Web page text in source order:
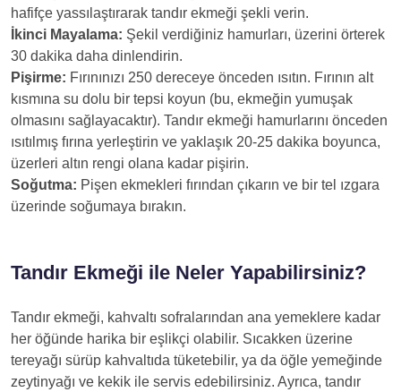
hafifçe yassılaştırarak tandır ekmeği şekli verin.
İkinci Mayalama: Şekil verdiğiniz hamurları, üzerini örterek
30 dakika daha dinlendirin.
Pişirme: Fırınınızı 250 dereceye önceden ısıtın. Fırının alt
kısmına su dolu bir tepsi koyun (bu, ekmeğin yumuşak
olmasını sağlayacaktır). Tandır ekmeği hamurlarını önceden
ısıtılmış fırına yerleştirin ve yaklaşık 20-25 dakika boyunca,
üzerleri altın rengi olana kadar pişirin.
Soğutma: Pişen ekmekleri fırından çıkarın ve bir tel ızgara
üzerinde soğumaya bırakın.
Tandır Ekmeği ile Neler Yapabilirsiniz?
Tandır ekmeği, kahvaltı sofralarından ana yemeklere kadar
her öğünde harika bir eşlikçi olabilir. Sıcakken üzerine
tereyağı sürüp kahvaltıda tüketebilir, ya da öğle yemeğinde
zeytinyağı ve kekik ile servis edebilirsiniz. Ayrıca, tandır